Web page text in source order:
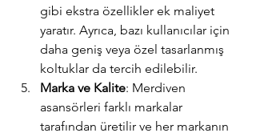
gibi ekstra özellikler ek maliyet
yaratır. Ayrıca, bazı kullanıcılar için
daha geniş veya özel tasarlanmış
koltuklar da tercih edilebilir.
Marka ve Kalite: Merdiven
asansörleri farklı markalar
tarafından üretilir ve her markanın